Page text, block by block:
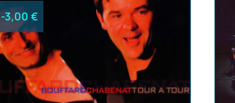
-3,00 €